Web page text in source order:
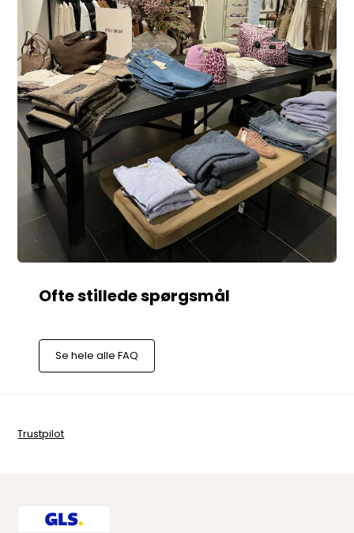
Se hele alle FAQ
Trustpilot